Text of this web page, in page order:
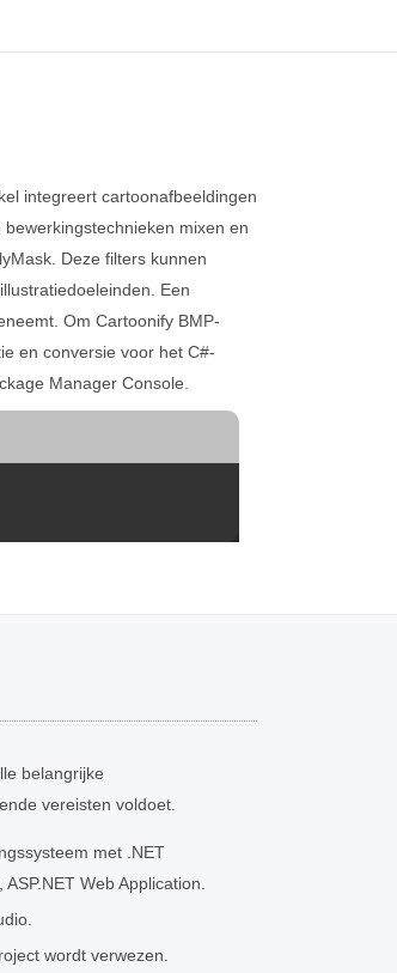
integreert cartoonafbeeldingen
mixen en
Deze filters kunnen
Een
Om Cartoonify BMP-
en conversie voor het C#-
Manager Console.
belangrijke
vereisten voldoet.
met .NET
Web Application.
wordt verwezen.